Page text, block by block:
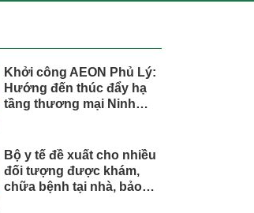
Khởi công AEON Phủ Lý:
Hướng đến thúc đẩy hạ
tầng thương mại Ninh
Bộ y tế đề xuất cho nhiều
đối tượng được khám,
chữa bệnh tại nhà, bảo